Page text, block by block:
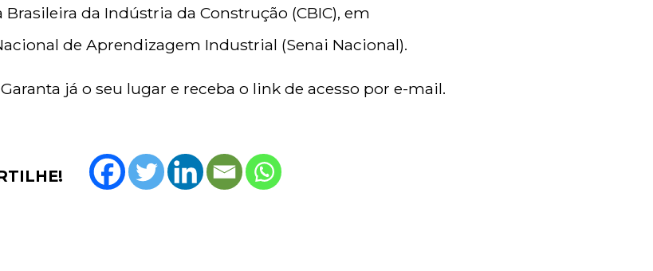
da Indústria da Construção (CBIC), em
de Aprendizagem Industrial (Senai Nacional).
Garanta já o seu lugar e receba o link de acesso por e-mail.